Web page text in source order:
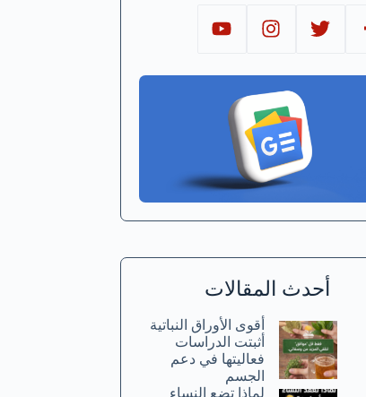
أحدث المقالات
أقوى الأوراق النباتية
أثبتت الدراسات
فعاليتها في دعم
الجسم
لماذا تضع النساء